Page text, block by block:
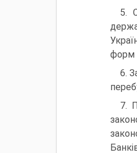
5.
форм
6.
7.